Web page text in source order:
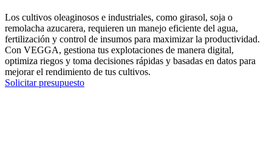
Los cultivos oleaginosos e industriales, como girasol, soja o
remolacha azucarera, requieren un manejo eficiente del agua,
fertilización y control de insumos para maximizar la productividad.
Con VEGGA, gestiona tus explotaciones de manera digital,
optimiza riegos y toma decisiones rápidas y basadas en datos para
mejorar el rendimiento de tus cultivos.
Solicitar presupuesto